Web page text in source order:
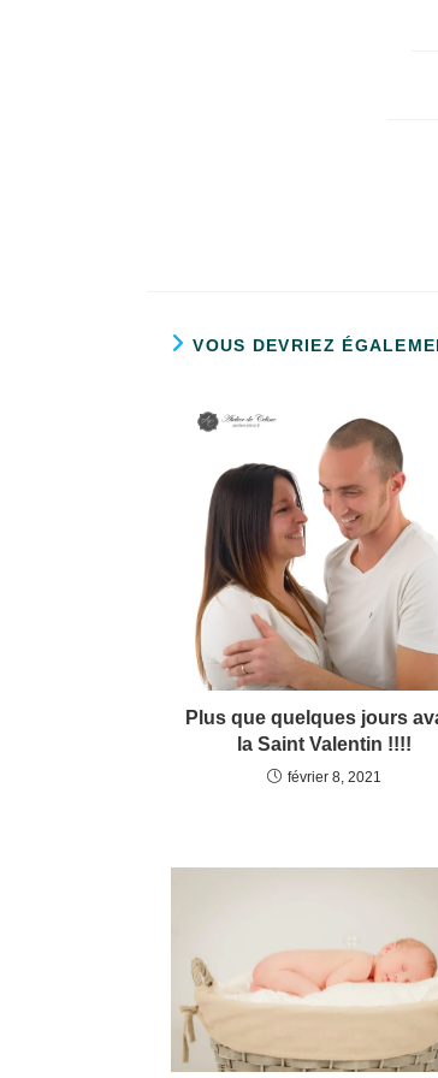
VOUS DEVRIEZ
Plus que quelques jours
la Saint Valentin !!!!
février 8, 2021